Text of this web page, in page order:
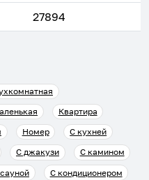
27894
Квартира
Номер
С кухней
С джакузи
С камином
С кондиционером